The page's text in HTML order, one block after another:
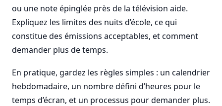
ou une note épinglée près de la télévision aide.
Expliquez les limites des nuits d’école, ce qui
constitue des émissions acceptables, et comment
demander plus de temps.
En pratique, gardez les règles simples : un calendrier
hebdomadaire, un nombre défini d’heures pour le
temps d’écran, et un processus pour demander plus.